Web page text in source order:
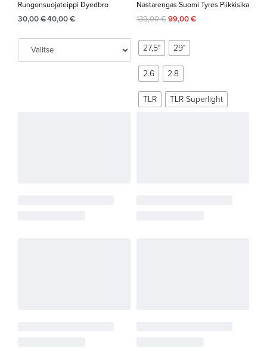
Rungonsuojateippi Dyedbro
30,00€40,00€
Nastarengas Suomi Tyres Piikkisika
139,00€99,00€
27,5" 29"
2.6 2.8
TLR TLR Superlight